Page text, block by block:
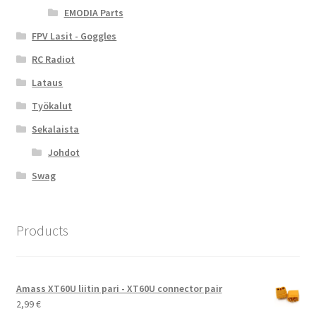
EMODIA Parts
FPV Lasit - Goggles
RC Radiot
Lataus
Työkalut
Sekalaista
Johdot
Swag
Products
Amass XT60U liitin pari - XT60U connector pair
2,99€